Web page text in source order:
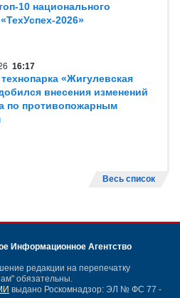
10 национального
2026»
16:17
«Жигулевская
внесения изменений
по противопожарным
Весь список
Информационное Агентство
редакции на перепечатку
обязательны.
выдано Роскомнадзор: ЭЛ № ФС 77 -